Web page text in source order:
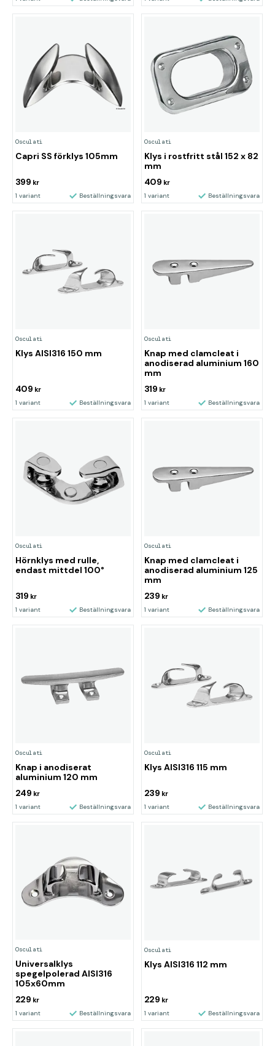
Osculati
Capri SS förklys 105mm
399 kr
1 variant Beställningsvara
Osculati
Klys i rostfritt stål 152 x 82
mm
409 kr
1 variant Beställningsvara
Osculati
Klys AISI316 150 mm
409 kr
1 variant Beställningsvara
Osculati
Knap med clamcleat i
anodiserad aluminium 160
mm
319 kr
1 variant Beställningsvara
Osculati
Hörnklys med rulle,
endast mittdel 100°
319 kr
1 variant Beställningsvara
Osculati
Knap med clamcleat i
anodiserad aluminium 125
mm
239 kr
1 variant Beställningsvara
Osculati
Knap i anodiserat
aluminium 120 mm
249 kr
1 variant Beställningsvara
Osculati
Klys AISI316 115 mm
239 kr
1 variant Beställningsvara
Osculati
Universalklys
spegelpolerad AISI316
105x60mm
229 kr
1 variant Beställningsvara
Osculati
Klys AISI316 112 mm
229 kr
1 variant Beställningsvara